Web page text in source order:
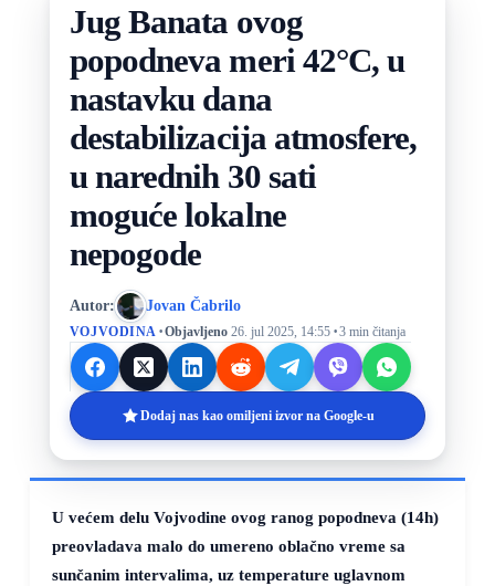
Jug Banata ovog
popodneva meri 42°C, u
nastavku dana
destabilizacija atmosfere,
u narednih 30 sati
moguće lokalne
nepogode
Autor: Jovan Čabrilo
VOJVODINA ·Objavljeno 26. jul 2025, 14:55 ·3 min čitanja
Dodaj nas kao omiljeni izvor na Google-u
U većem delu Vojvodine ovog ranog popodneva (14h)
preovladava malo do umereno oblačno vreme sa
sunčanim intervalima, uz temperature uglavnom